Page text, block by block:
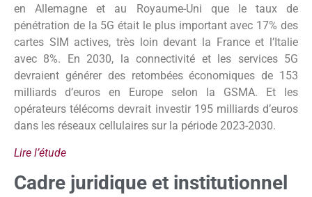
en Allemagne et au Royaume-Uni que le taux de
pénétration de la 5G était le plus important avec 17% des
cartes SIM actives, très loin devant la France et l’Italie
avec 8%. En 2030, la connectivité et les services 5G
devraient générer des retombées économiques de 153
milliards d’euros en Europe selon la GSMA. Et les
opérateurs télécoms devrait investir 195 milliards d’euros
dans les réseaux cellulaires sur la période 2023-2030.
Lire l’étude
Cadre juridique et institutionnel